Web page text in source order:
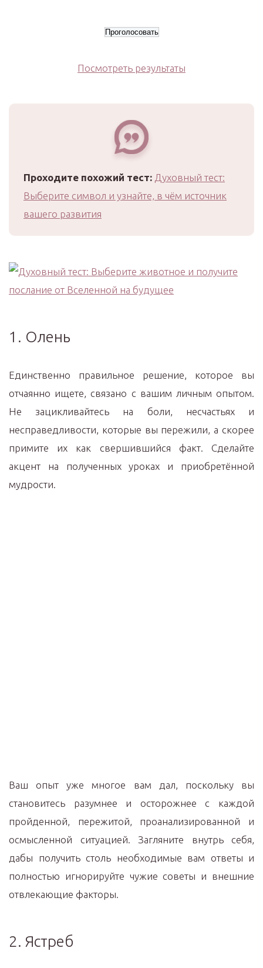
Посмотреть результаты
Проходите похожий тест: Духовный тест:
Выберите символ и узнайте, в чём источник
вашего развития
1. Олень
Единственно правильное решение, которое вы
отчаянно ищете, связано с вашим личным опытом.
Не зацикливайтесь на боли, несчастьях и
несправедливости, которые вы пережили, а скорее
примите их как свершившийся факт. Сделайте
акцент на полученных уроках и приобретённой
мудрости.
Ваш опыт уже многое вам дал, поскольку вы
становитесь разумнее и осторожнее с каждой
пройденной, пережитой, проанализированной и
осмысленной ситуацией. Загляните внутрь себя,
дабы получить столь необходимые вам ответы и
полностью игнорируйте чужие советы и внешние
отвлекающие факторы.
2. Ястреб